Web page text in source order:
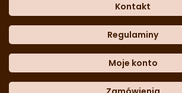
Kontakt
Dane kontaktowe
Często zadawane pytania
Sklep stacjonarny
Formularz kontaktowy
Blog
Regulaminy
Polityka prywatności
Polityka cookies
Polityka reklamacji
Moje konto
Moje dane